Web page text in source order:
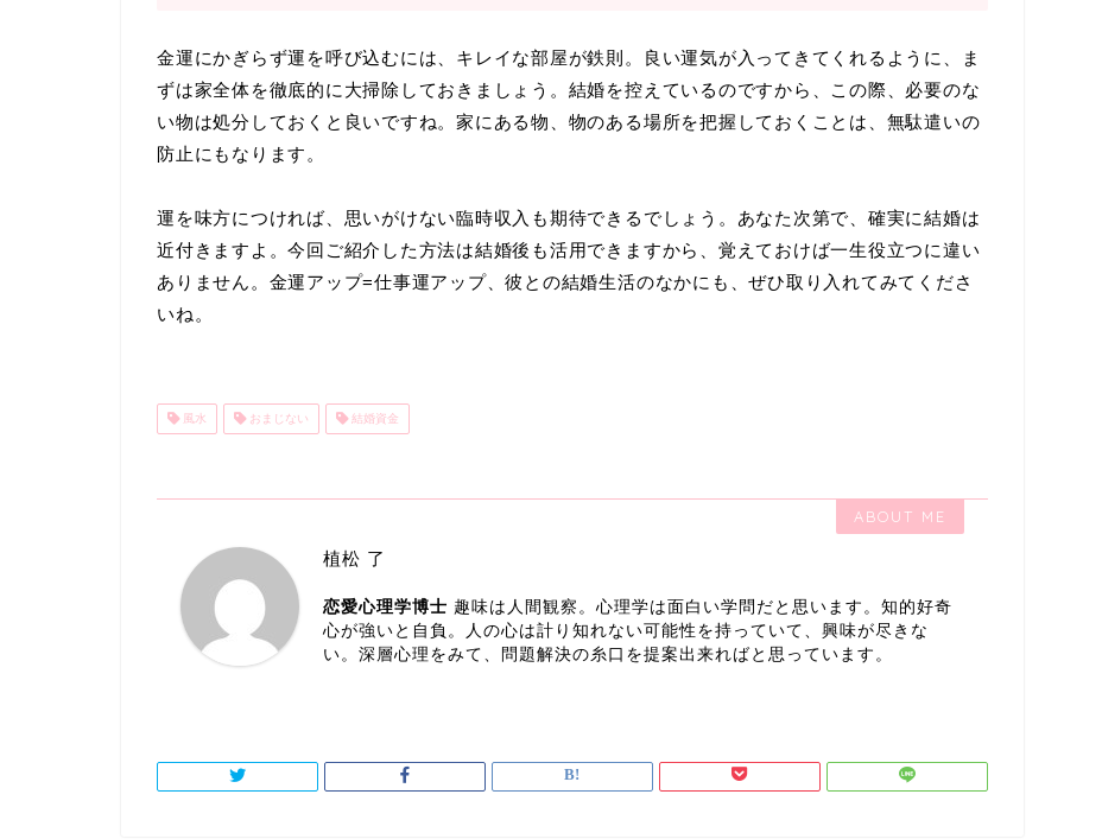
金運にかぎらず運を呼び込むには、キレイな部屋が鉄則。良い運気が入ってきてくれるように、ま
ずは家全体を徹底的に大掃除しておきましょう。結婚を控えているのですから、この際、必要のな
い物は処分しておくと良いですね。家にある物、物のある場所を把握しておくことは、無駄遣いの
防止にもなります。
運を味方につければ、思いがけない臨時収入も期待できるでしょう。あなた次第で、確実に結婚は
近付きますよ。今回ご紹介した方法は結婚後も活用できますから、覚えておけば一生役立つに違い
ありません。金運アップ=仕事運アップ、彼との結婚生活のなかにも、ぜひ取り入れてみてくださ
いね。
風水 おまじない 結婚資金
ABOUT ME
植松 了
恋愛心理学博士 趣味は人間観察。心理学は面白い学問だと思います。知的好奇
心が強いと自負。人の心は計り知れない可能性を持っていて、興味が尽きな
い。深層心理をみて、問題解決の糸口を提案出来ればと思っています。